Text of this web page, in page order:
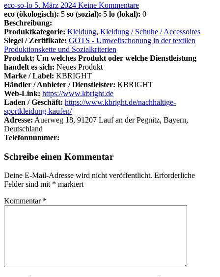
eco-so-lo 5. März 2024 Keine Kommentare
eco (ökologisch): 5 so (sozial): 5 lo (lokal): 0
Beschreibung:
Produktkategorie: Kleidung, Kleidung / Schuhe / Accessoires
Siegel / Zertifikate: GOTS - Umweltschonung in der textilen
Produktionskette und Sozialkriterien
Produkt: Um welches Produkt oder welche Dienstleistung
handelt es sich: Neues Produkt
Marke / Label: KBRIGHT
Händler / Anbieter / Dienstleister: KBRIGHT
Web-Link: https://www.kbright.de
Laden / Geschäft: https://www.kbright.de/nachhaltige-
sportkleidung-kaufen/
Adresse: Auerweg 18, 91207 Lauf an der Pegnitz, Bayern,
Deutschland
Telefonnummer:
Schreibe einen Kommentar
Deine E-Mail-Adresse wird nicht veröffentlicht. Erforderliche
Felder sind mit * markiert
Kommentar *